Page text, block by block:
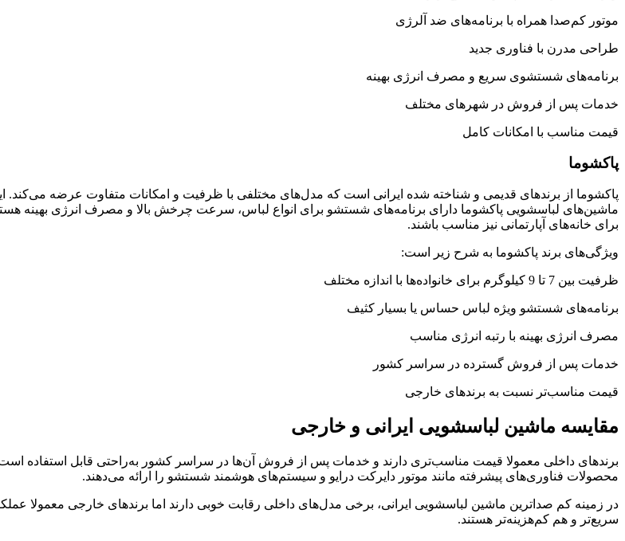
موتور کم‌صدا همراه با برنامه‌های ضد آلرژی
طراحی مدرن با فناوری جدید
برنامه‌های شستشوی سریع و مصرف انرژی بهینه
خدمات پس از فروش در شهرهای مختلف
قیمت مناسب با امکانات کامل
پاکشوما
پاکشوما از برندهای قدیمی و شناخته‌ شده ایرانی است که مدل‌های مختلفی با ظرفیت و امکانات متفاوت عرضه
برای خانه‌های آپارتمانی نیز مناسب باشند.
ویژگی‌های برند پاکشوما به شرح زیر است:
ظرفیت بین 7 تا 9 کیلوگرم برای خانواده‌ها با اندازه مختلف
برنامه‌های شستشو ویژه لباس حساس یا بسیار کثیف
مصرف انرژی بهینه با رتبه انرژی مناسب
خدمات پس از فروش گسترده در سراسر کشور
قیمت مناسب‌تر نسبت به برندهای خارجی
مقایسه ماشین لباسشویی ایرانی و خارجی
برندهای داخلی معمولا قیمت مناسب‌تری دارند و خدمات پس از فروش آن‌ها در سراسر کشور به‌راحتی قابل استفاده
محصولات فناوری‌های پیشرفته مانند موتور دایرکت درایو و سیستم‌های هوشمند شستشو را ارائه می‌دهند.
در زمینه کم ‌صداترین ماشین لباسشویی ایرانی، برخی مدل‌های داخلی رقابت خوبی دارند اما برندهای خارجی معمولا
سریع‌تر و هم کم‌هزینه‌تر هستند.